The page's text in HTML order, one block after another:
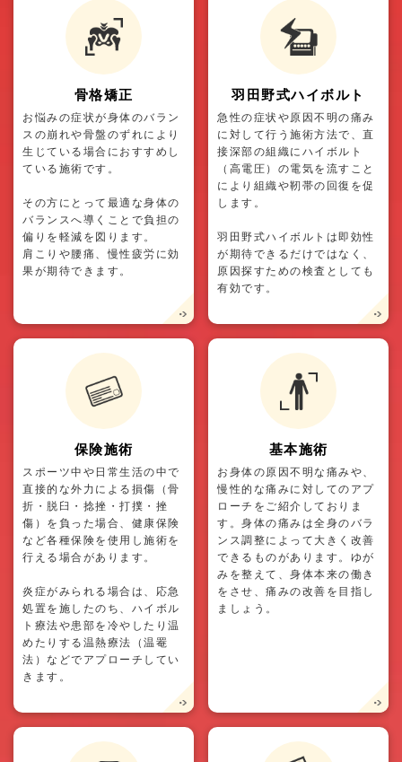
骨格矯正
お悩みの症状が身体のバラン
スの崩れや骨盤のずれにより
生じている場合におすすめし
ている施術です。
その方にとって最適な身体の
バランスへ導くことで負担の
偏りを軽減を図ります。
肩こりや腰痛、慢性疲労に効
果が期待できます。
羽田野式ハイボルト
急性の症状や原因不明の痛み
に対して行う施術方法で、直
接深部の組織にハイボルト
（高電圧）の電気を流すこと
により組織や靭帯の回復を促
します。
羽田野式ハイボルトは即効性
が期待できるだけではなく、
原因探すための検査としても
有効です。
保険施術
スポーツ中や日常生活の中で
直接的な外力による損傷（骨
折・脱臼・捻挫・打撲・挫
傷）を負った場合、健康保険
など各種保険を使用し施術を
行える場合があります。
炎症がみられる場合は、応急
処置を施したのち、ハイボル
ト療法や患部を冷やしたり温
めたりする温熱療法（温罨
法）などでアプローチしてい
きます。
基本施術
お身体の原因不明な痛みや、
慢性的な痛みに対してのアプ
ローチをご紹介しておりま
す。身体の痛みは全身のバラ
ンス調整によって大きく改善
できるものがあります。ゆが
みを整えて、身体本来の働き
をさせ、痛みの改善を目指し
ましょう。